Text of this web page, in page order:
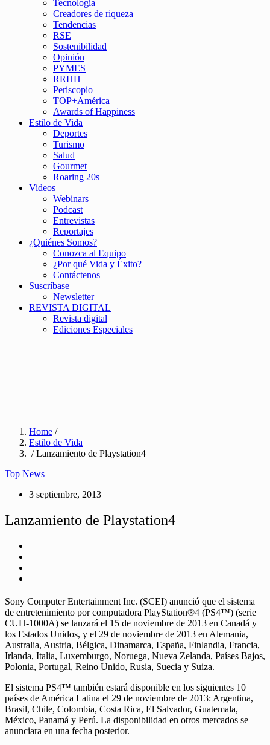
Tecnología
Creadores de riqueza
Tendencias
RSE
Sostenibilidad
Opinión
PYMES
RRHH
Periscopio
TOP+América
Awards of Happiness
Estilo de Vida
Deportes
Turismo
Salud
Gourmet
Roaring 20s
Videos
Webinars
Podcast
Entrevistas
Reportajes
¿Quiénes Somos?
Conozca al Equipo
¿Por qué Vida y Éxito?
Contáctenos
Suscríbase
Newsletter
REVISTA DIGITAL
Revista digital
Ediciones Especiales
Home /
Estilo de Vida
/ Lanzamiento de Playstation4
Top News
3 septiembre, 2013
Lanzamiento de Playstation4
Sony Computer Entertainment Inc. (SCEI) anunció que el sistema
de entretenimiento por computadora PlayStation®4 (PS4™) (serie
CUH-1000A) se lanzará el 15 de noviembre de 2013 en Canadá y
los Estados Unidos, y el 29 de noviembre de 2013 en Alemania,
Australia, Austria, Bélgica, Dinamarca, España, Finlandia, Francia,
Irlanda, Italia, Luxemburgo, Noruega, Nueva Zelanda, Países Bajos,
Polonia, Portugal, Reino Unido, Rusia, Suecia y Suiza.
El sistema PS4™ también estará disponible en los siguientes 10
países de América Latina el 29 de noviembre de 2013: Argentina,
Brasil, Chile, Colombia, Costa Rica, El Salvador, Guatemala,
México, Panamá y Perú. La disponibilidad en otros mercados se
anunciara en una fecha posterior.